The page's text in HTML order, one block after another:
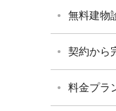
無料建物
契約から
料金プラ